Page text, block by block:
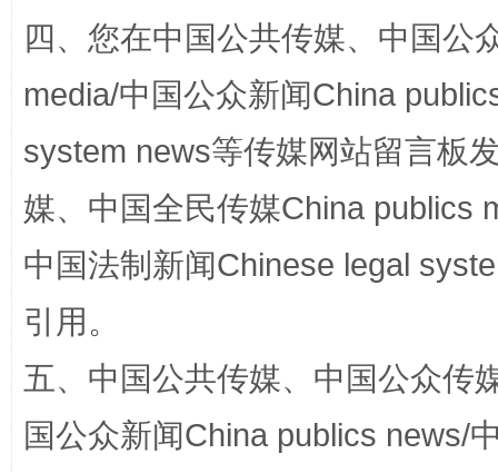
国家大学科技园优化重塑工作
四、您在中国公共传媒、中国公
media/中国公众新闻China
system news等传媒网站留言板
媒、中国全民传媒China publics
中国法制新闻Chinese legal
引用。
五、中国公共传媒、中国公众传
国公众新闻China publics news/